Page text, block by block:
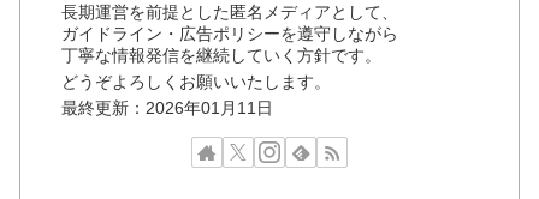
長期運営を前提とした匿名メディアとして、
ガイドライン・広告ポリシーを遵守しながら
丁寧な情報発信を継続していく方針です。
どうぞよろしくお願いいたします。
最終更新：2026年01月11日